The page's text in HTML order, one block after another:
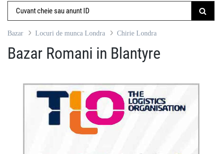
Bazar Locuri de munca Londra Chirie Londra
Bazar Romani in Blantyre